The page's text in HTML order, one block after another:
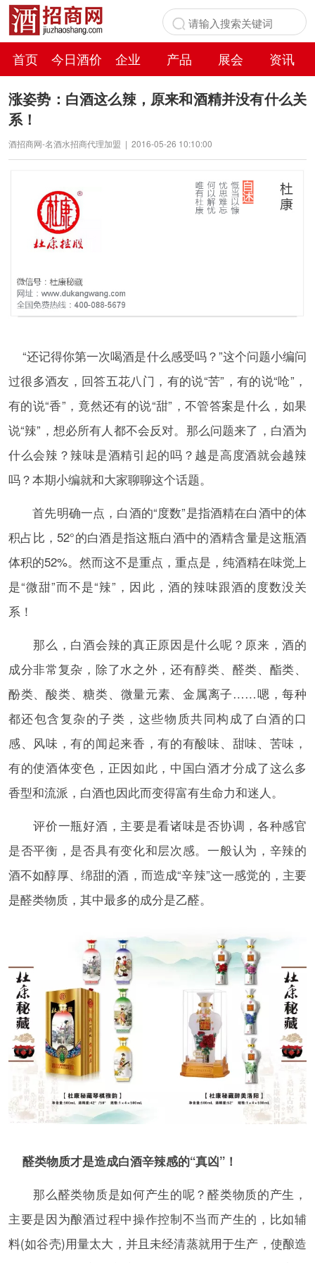
首页 今日酒价 企业 产品 展会
资讯
百科
涨姿势：白酒这么辣，原来和酒精并没有什么关
系！
酒招商网-名酒水招商代理加盟 | 2016-05-26 10:10:00
“还记得你第一次喝酒是什么感受吗？”这个问题小编问
过很多酒友，回答五花八门，有的说“苦”，有的说“呛”，
有的说“香”，竟然还有的说“甜”，不管答案是什么，如果
说“辣”，想必所有人都不会反对。那么问题来了，白酒为
什么会辣？辣味是酒精引起的吗？越是高度酒就会越辣
吗？本期小编就和大家聊聊这个话题。
首先明确一点，白酒的“度数”是指酒精在白酒中的体
积占比，52°的白酒是指这瓶白酒中的酒精含量是这瓶酒
体积的52%。然而这不是重点，重点是，纯酒精在味觉上
是“微甜”而不是“辣”，因此，酒的辣味跟酒的度数没关
系！
那么，白酒会辣的真正原因是什么呢？原来，酒的
成分非常复杂，除了水之外，还有醇类、醛类、酯类、
酚类、酸类、糖类、微量元素、金属离子……嗯，每种
都还包含复杂的子类，这些物质共同构成了白酒的口
感、风味，有的闻起来香，有的有酸味、甜味、苦味，
有的使酒体变色，正因如此，中国白酒才分成了这么多
香型和流派，白酒也因此而变得富有生命力和迷人。
评价一瓶好酒，主要是看诸味是否协调，各种感官
是否平衡，是否具有变化和层次感。一般认为，辛辣的
酒不如醇厚、绵甜的酒，而造成“辛辣”这一感觉的，主要
是醛类物质，其中最多的成分是乙醛。
醛类物质才是造成白酒辛辣感的“真凶”！
那么醛类物质是如何产生的呢？醛类物质的产生，
主要是因为酿酒过程中操作控制不当而产生的，比如辅
料(如谷壳)用量太大，并且未经清蒸就用于生产，使酿造